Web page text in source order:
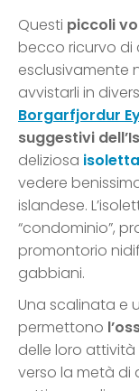
Questi piccoli
becco ricurvo di
esclusivamente
avvistarli in
Borgarfjordur
suggestivi
deliziosa
vedere
islandese.
“condominio”,
promontorio
gabbiani.
Una scalinata e
permettono
delle loro
verso la metà di